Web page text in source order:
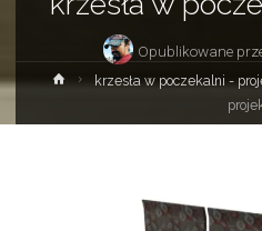
Opublikowane
Stronakrzesła w poczekalni -